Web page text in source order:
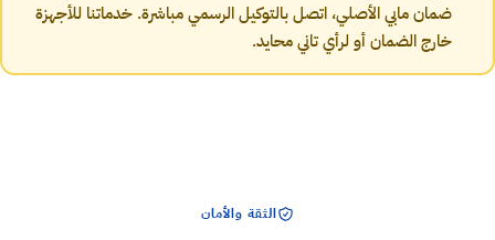
ضمان مابي الأصلي، اتصل بالتوكيل الرسمي مباشرة. خدماتنا للأجهزة
خارج الضمان أو لرأي تاني محايد.
الثقة والأمان